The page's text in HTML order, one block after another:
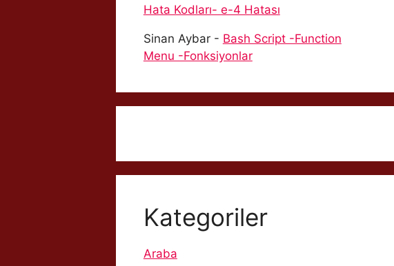
Hata Kodları- e-4 Hatası
Sinan Aybar- Bash Script -Function
Menu -Fonksiyonlar
Kategoriler
Araba